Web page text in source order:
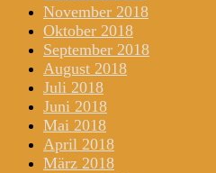
November 2018
Oktober 2018
September 2018
August 2018
Juli 2018
Juni 2018
Mai 2018
April 2018
März 2018